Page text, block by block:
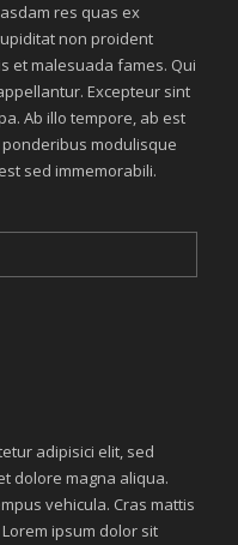
res quas ex
non proident
et malesuada fames. Qui
Excepteur sint
Ab illo tempore, ab est
modulisque
sed immemorabili.
adipisici elit, sed
dolore magna aliqua.
vehicula. Cras mattis
ipsum dolor sit